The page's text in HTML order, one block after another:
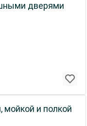
дверями
и полкой